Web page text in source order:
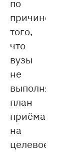
по
причине
того,
что
вузы
не
выполняли
план
приёма
на
целевое